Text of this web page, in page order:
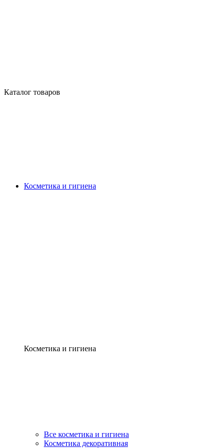
Каталог товаров
Косметика и гигиена
Косметика и гигиена
Все косметика и гигиена
Косметика декоративная